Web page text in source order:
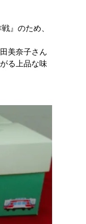
』のため、
美奈子さん
る上品な味